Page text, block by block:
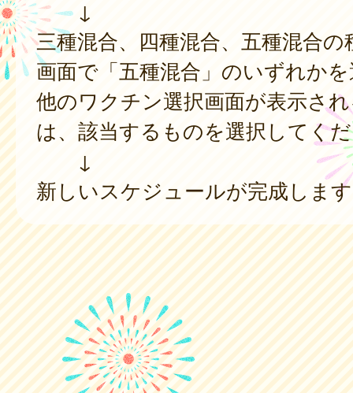
↓
三種混合、四種混合、五種混合の
画面で「五種混合」のいずれか
他のワクチン選択画面が表示さ
は、該当するものを選択してく
↓
新しいスケジュールが完成しま